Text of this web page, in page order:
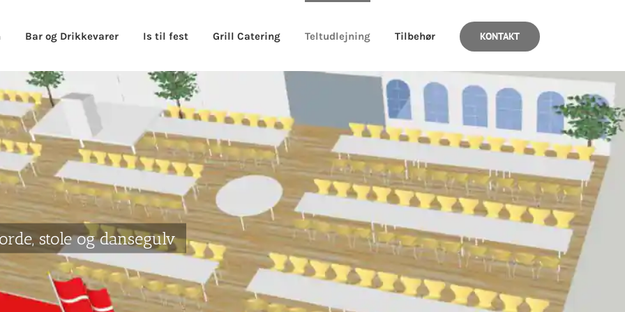
Bar og Drikkevarer Is til fest Grill Catering Teltudlejning Tilbehør KONTAKT
stole og dansegulv